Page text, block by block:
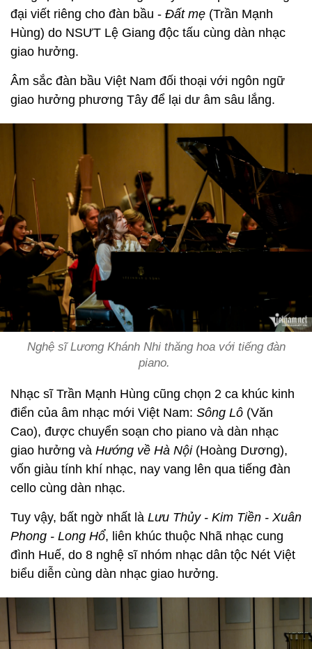
đại viết riêng cho đàn bầu - Đất mẹ (Trần Mạnh
Hùng) do NSƯT Lệ Giang độc tấu cùng dàn nhạc
giao hưởng.
Âm sắc đàn bầu Việt Nam đối thoại với ngôn ngữ
giao hưởng phương Tây để lại dư âm sâu lắng.
Nghệ sĩ Lương Khánh Nhi thăng hoa với tiếng đàn
piano.
Nhạc sĩ Trần Mạnh Hùng cũng chọn 2 ca khúc kinh
điển của âm nhạc mới Việt Nam: Sông Lô (Văn
Cao), được chuyển soạn cho piano và dàn nhạc
giao hưởng và Hướng về Hà Nội (Hoàng Dương),
vốn giàu tính khí nhạc, nay vang lên qua tiếng đàn
cello cùng dàn nhạc.
Tuy vậy, bất ngờ nhất là Lưu Thủy - Kim Tiền - Xuân
Phong - Long Hổ, liên khúc thuộc Nhã nhạc cung
đình Huế, do 8 nghệ sĩ nhóm nhạc dân tộc Nét Việt
biểu diễn cùng dàn nhạc giao hưởng.